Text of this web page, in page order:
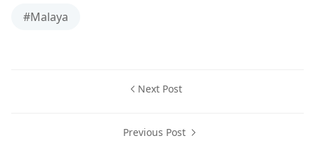
#Malaya
Next Post
Previous Post